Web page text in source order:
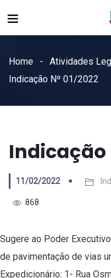
Home Atividades
Indicação Nº 01/2022
Indicação
11/02/2022
868
Sugere ao Poder
de pavimentação de vias
Expedicionário: 1- Rua